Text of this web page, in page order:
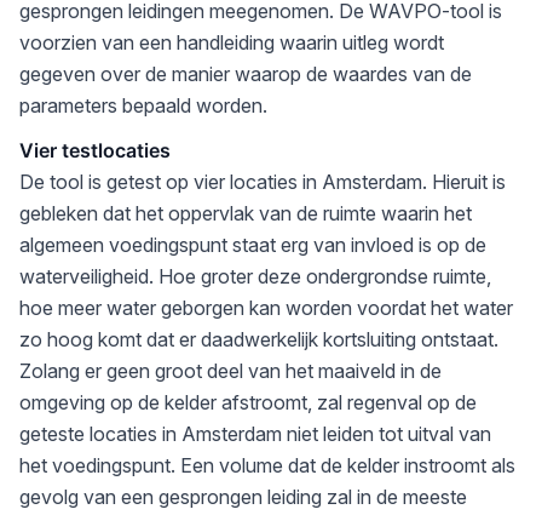
gesprongen leidingen meegenomen. De WAVPO-tool is
voorzien van een handleiding waarin uitleg wordt
gegeven over de manier waarop de waardes van de
parameters bepaald worden.
Vier testlocaties
De tool is getest op vier locaties in Amsterdam. Hieruit is
gebleken dat het oppervlak van de ruimte waarin het
algemeen voedingspunt staat erg van invloed is op de
waterveiligheid. Hoe groter deze ondergrondse ruimte,
hoe meer water geborgen kan worden voordat het water
zo hoog komt dat er daadwerkelijk kortsluiting ontstaat.
Zolang er geen groot deel van het maaiveld in de
omgeving op de kelder afstroomt, zal regenval op de
geteste locaties in Amsterdam niet leiden tot uitval van
het voedingspunt. Een volume dat de kelder instroomt als
gevolg van een gesprongen leiding zal in de meeste